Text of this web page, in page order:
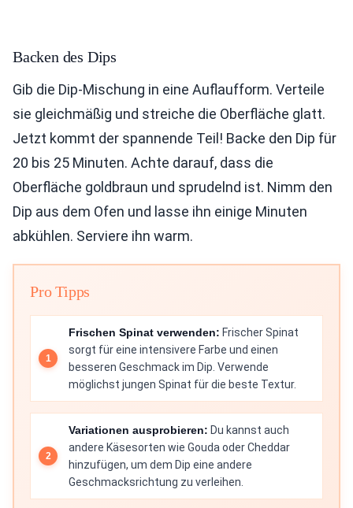
Backen des Dips
Gib die Dip-Mischung in eine Auflaufform. Verteile
sie gleichmäßig und streiche die Oberfläche glatt.
Jetzt kommt der spannende Teil! Backe den Dip für
20 bis 25 Minuten. Achte darauf, dass die
Oberfläche goldbraun und sprudelnd ist. Nimm den
Dip aus dem Ofen und lasse ihn einige Minuten
abkühlen. Serviere ihn warm.
Pro Tipps
Frischen Spinat verwenden: Frischer Spinat
sorgt für eine intensivere Farbe und einen
besseren Geschmack im Dip. Verwende
möglichst jungen Spinat für die beste Textur.
Variationen ausprobieren: Du kannst auch
andere Käsesorten wie Gouda oder Cheddar
hinzufügen, um dem Dip eine andere
Geschmacksrichtung zu verleihen.